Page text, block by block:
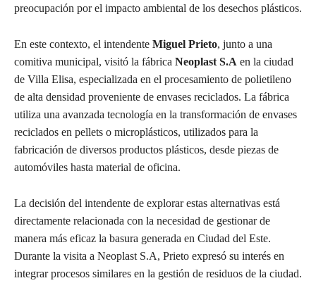
preocupación por el impacto ambiental de los desechos plásticos.
En este contexto, el intendente Miguel Prieto, junto a una
comitiva municipal, visitó la fábrica Neoplast S.A en la ciudad
de Villa Elisa, especializada en el procesamiento de polietileno
de alta densidad proveniente de envases reciclados. La fábrica
utiliza una avanzada tecnología en la transformación de envases
reciclados en pellets o microplásticos, utilizados para la
fabricación de diversos productos plásticos, desde piezas de
automóviles hasta material de oficina.
La decisión del intendente de explorar estas alternativas está
directamente relacionada con la necesidad de gestionar de
manera más eficaz la basura generada en Ciudad del Este.
Durante la visita a Neoplast S.A, Prieto expresó su interés en
integrar procesos similares en la gestión de residuos de la ciudad.